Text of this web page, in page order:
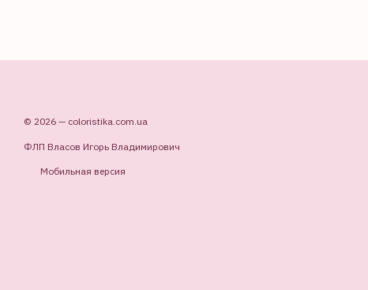
© 2026 — coloristika.com.ua
ФЛП Власов Игорь Владимирович
Мобильная версия